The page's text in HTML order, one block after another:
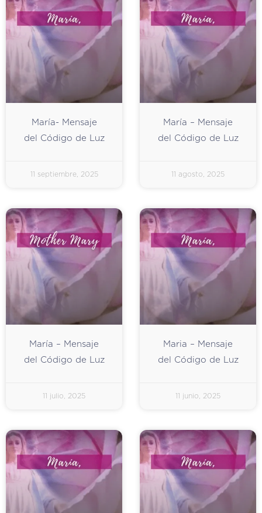
María- Mensaje
del Código de Luz
11 septiembre, 2025
María – Mensaje
del Código de Luz
11 agosto, 2025
María – Mensaje
del Código de Luz
11 julio, 2025
Maria – Mensaje
del Código de Luz
11 junio, 2025